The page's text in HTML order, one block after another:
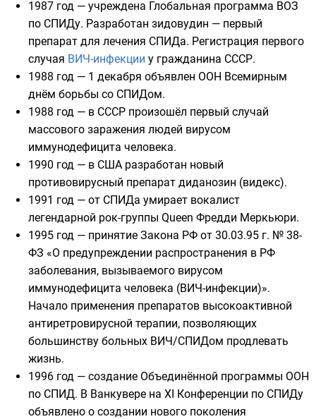
1987 год — учреждена Глобальная программа ВОЗ
по СПИДу. Разработан зидовудин — первый
препарат для лечения СПИДа. Регистрация первого
случая ВИЧ-инфекции у гражданина СССР.
1988 год — 1 декабря объявлен ООН Всемирным
днём борьбы со СПИДом.
1988 год — в СССР произошёл первый случай
массового заражения людей вирусом
иммунодефицита человека.
1990 год — в США разработан новый
противовирусный препарат диданозин (видекс).
1991 год — от СПИДа умирает вокалист
легендарной рок-группы Queen Фредди Меркьюри.
1995 год — принятие Закона РФ от 30.03.95 г. № 38-
ФЗ «О предупреждении распространения в РФ
заболевания, вызываемого вирусом
иммунодефицита человека (ВИЧ-инфекции)».
Начало применения препаратов высокоактивной
антиретровирусной терапии, позволяющих
большинству больных ВИЧ/СПИДом продлевать
жизнь.
1996 год — создание Объединённой программы ООН
по СПИД. В Ванкувере на XI Конференции по СПИДу
объявлено о создании нового поколения